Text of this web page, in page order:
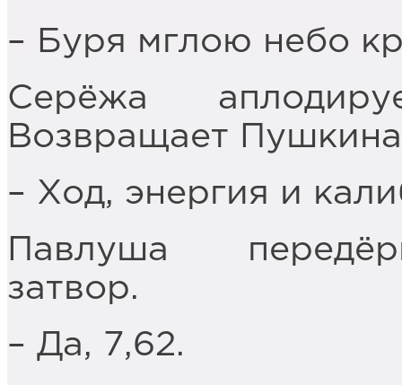
– Буря мглою небо
Серёжа
Возвращает
– Ход, энергия и
Павлуша
затвор.
– Да, 7,62.